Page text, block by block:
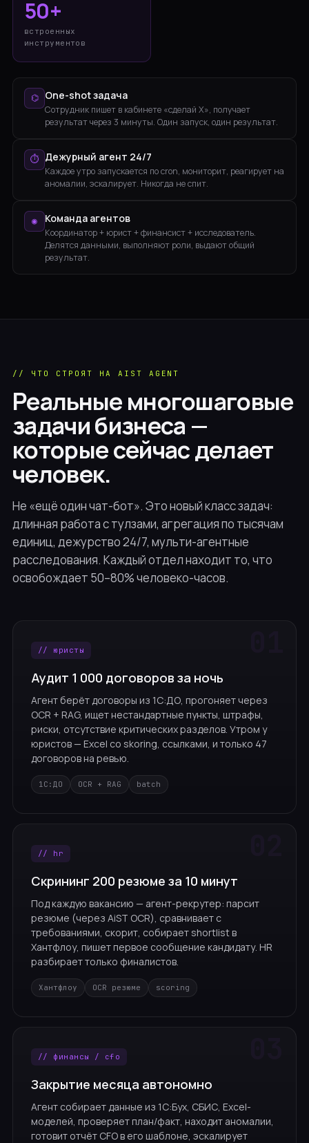
50+
встроенных
инструментов
⌬ One-shot задача
Сотрудник пишет в кабинете «сделай X», получает
результат через 3 минуты. Один запуск, один результат.
⏱ Дежурный агент 24/7
Каждое утро запускается по cron, мониторит, реагирует на
аномалии, эскалирует. Никогда не спит.
◉ Команда агентов
Координатор + юрист + финансист + исследователь.
Делятся данными, выполняют роли, выдают общий
результат.
// ЧТО СТРОЯТ НА AIST AGENT
Реальные многошаговые
задачи бизнеса —
которые сейчас делает
человек.
Не «ещё один чат-бот». Это новый класс задач:
длинная работа с тулзами, агрегация по тысячам
единиц, дежурство 24/7, мульти-агентные
расследования. Каждый отдел находит то, что
освобождает 50–80% человеко-часов.
// юристы
Аудит 1 000 договоров за ночь
Агент берёт договоры из 1С:ДО, прогоняет через
OCR + RAG, ищет нестандартные пункты, штрафы,
риски, отсутствие критических разделов. Утром у
юристов — Excel со skoring, ссылками, и только 47
договоров на ревью.
1С:ДО OCR + RAG batch
// hr
Скрининг 200 резюме за 10 минут
Под каждую вакансию — агент-рекрутер: парсит
резюме (через AiST OCR), сравнивает с
требованиями, скорит, собирает shortlist в
Хантфлоу, пишет первое сообщение кандидату. HR
разбирает только финалистов.
Хантфлоу OCR резюме scoring
// финансы / cfo
Закрытие месяца автономно
Агент собирает данные из 1С:Бух, СБИС, Excel-
моделей, проверяет план/факт, находит аномалии,
готовит отчёт CFO в его шаблоне, эскалирует